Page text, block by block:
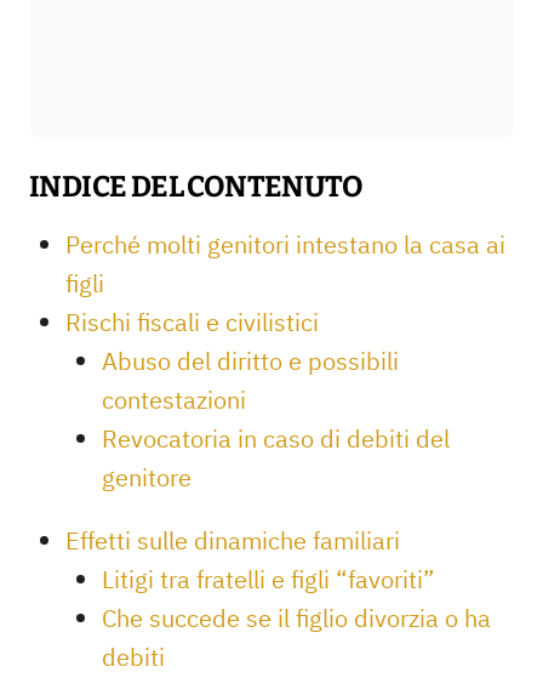
INDICE DEL CONTENUTO
Perché molti genitori intestano la casa ai
figli
Rischi fiscali e civilistici
Abuso del diritto e possibili
contestazioni
Revocatoria in caso di debiti del
genitore
Effetti sulle dinamiche familiari
Litigi tra fratelli e figli “favoriti”
Che succede se il figlio divorzia o ha
debiti